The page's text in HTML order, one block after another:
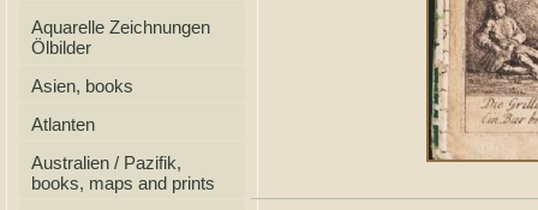
Aquarelle Zeichnungen
Ölbilder
Asien, books
Atlanten
Australien / Pazifik,
books, maps and prints